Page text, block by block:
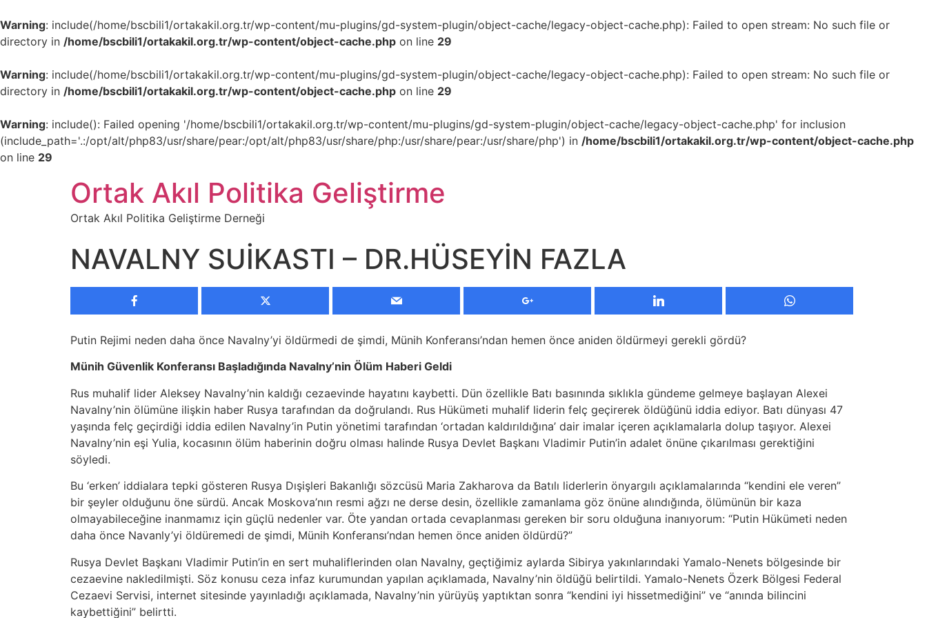
Warning: include(/home/bscbili1/ortakakil.org.tr/wp-content/mu-plugins/gd-system-plugin/object-cache/legacy-object-cache.php): Failed to open stream: No such file or
directory in /home/bscbili1/ortakakil.org.tr/wp-content/object-cache.php on line 29
Warning: include(/home/bscbili1/ortakakil.org.tr/wp-content/mu-plugins/gd-system-plugin/object-cache/legacy-object-cache.php): Failed to open stream: No such file or
directory in /home/bscbili1/ortakakil.org.tr/wp-content/object-cache.php on line 29
Warning: include(): Failed opening '/home/bscbili1/ortakakil.org.tr/wp-content/mu-plugins/gd-system-plugin/object-cache/legacy-object-cache.php' for inclusion
(include_path='.:/opt/alt/php83/usr/share/pear:/opt/alt/php83/usr/share/php:/usr/share/pear:/usr/share/php') in /home/bscbili1/ortakakil.org.tr/wp-content/object-cache.php
on line 29
Ortak Akıl Politika Geliştirme
Ortak Akıl Politika Geliştirme Derneği
NAVALNY SUİKASTI – DR.HÜSEYİN FAZLA
Putin Rejimi neden daha önce Navalny’yi öldürmedi de şimdi, Münih Konferansı’ndan hemen önce aniden öldürmeyi gerekli gördü?
Münih Güvenlik Konferansı Başladığında Navalny’nin Ölüm Haberi Geldi
Rus muhalif lider Aleksey Navalny’nin kaldığı cezaevinde hayatını kaybetti. Dün özellikle Batı basınında sıklıkla gündeme gelmeye başlayan Alexei
Navalny’nin ölümüne ilişkin haber Rusya tarafından da doğrulandı. Rus Hükümeti muhalif liderin felç geçirerek öldüğünü iddia ediyor. Batı dünyası 47
yaşında felç geçirdiği iddia edilen Navalny’in Putin yönetimi tarafından ‘ortadan kaldırıldığına’ dair imalar içeren açıklamalarla dolup taşıyor. Alexei
Navalny’nin eşi Yulia, kocasının ölüm haberinin doğru olması halinde Rusya Devlet Başkanı Vladimir Putin’in adalet önüne çıkarılması gerektiğini
söyledi.
Bu ‘erken’ iddialara tepki gösteren Rusya Dışişleri Bakanlığı sözcüsü Maria Zakharova da Batılı liderlerin önyargılı açıklamalarında “kendini ele veren”
bir şeyler olduğunu öne sürdü. Ancak Moskova’nın resmi ağzı ne derse desin, özellikle zamanlama göz önüne alındığında, ölümünün bir kaza
olmayabileceğine inanmamız için güçlü nedenler var. Öte yandan ortada cevaplanması gereken bir soru olduğuna inanıyorum: “Putin Hükümeti neden
daha önce Navanly’yi öldüremedi de şimdi, Münih Konferansı’ndan hemen önce aniden öldürdü?”
Rusya Devlet Başkanı Vladimir Putin’in en sert muhaliflerinden olan Navalny, geçtiğimiz aylarda Sibirya yakınlarındaki Yamalo-Nenets bölgesinde bir
cezaevine nakledilmişti. Söz konusu ceza infaz kurumundan yapılan açıklamada, Navalny’nin öldüğü belirtildi. Yamalo-Nenets Özerk Bölgesi Federal
Cezaevi Servisi, internet sitesinde yayınladığı açıklamada, Navalny’nin yürüyüş yaptıktan sonra “kendini iyi hissetmediğini” ve “anında bilincini
kaybettiğini” belirtti.